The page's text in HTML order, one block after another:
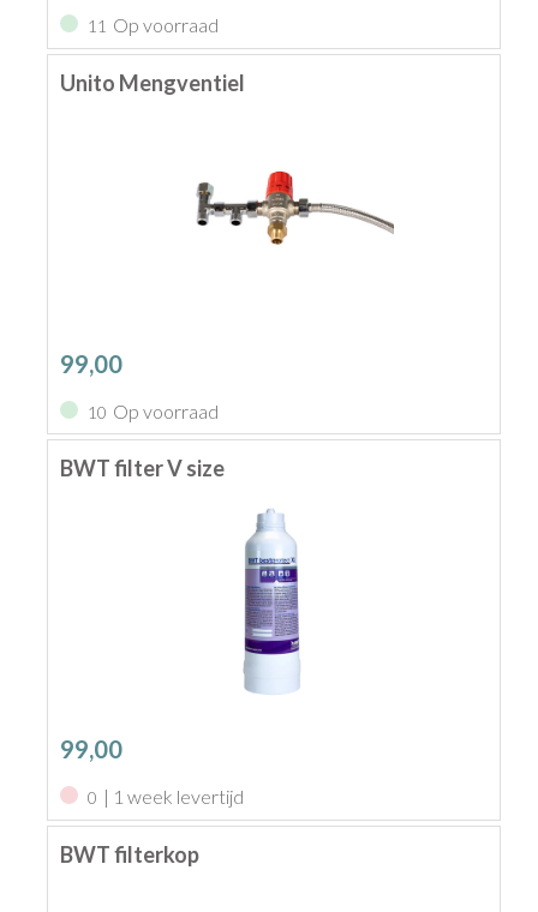
11 Op voorraad
Unito Mengventiel
99,00
10 Op voorraad
BWT filter V size
99,00
0 | 1 week levertijd
BWT filterkop